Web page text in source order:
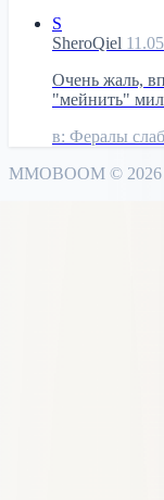
S
SheroQiel 11.05
Очень жаль,
"мейнить"
в: Фералы
MMOBOOM © 2026